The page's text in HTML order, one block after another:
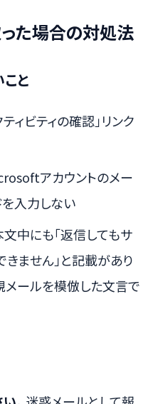
た場合の対処法
と
ィビティの確認」リンク
アカウントのメー
を入力しない
中にも「返信してもサ
ません」と記載があり
メールを模倣した文言で